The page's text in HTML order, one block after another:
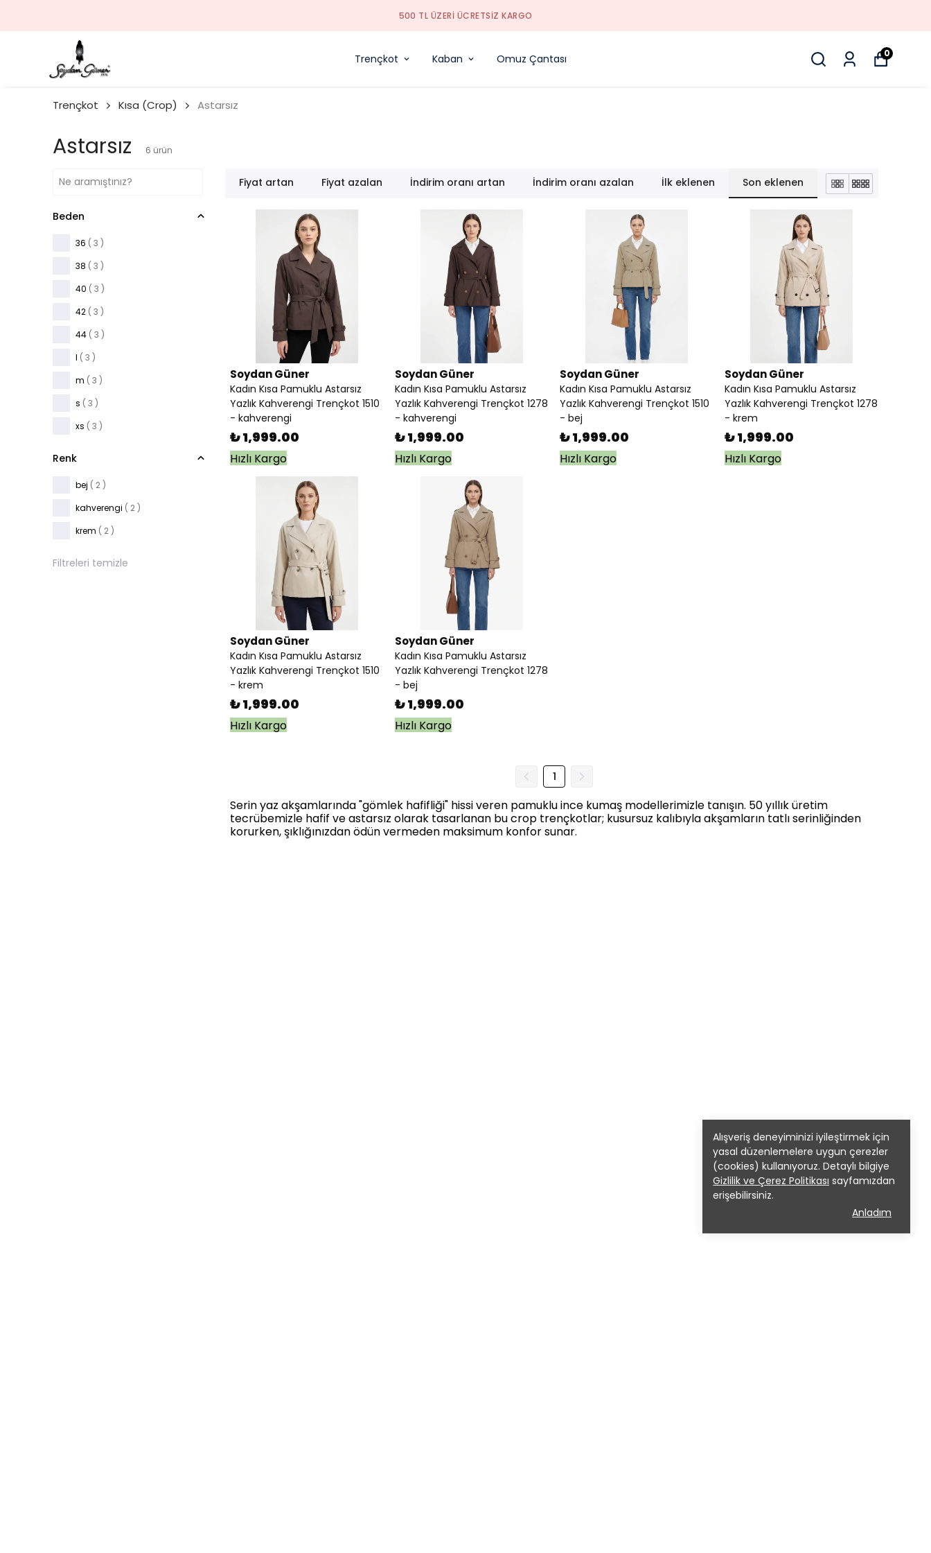
50. YILA ÖZEL TÜM ÜRÜLER SEPETTE %10 INDIRIMLI
Trençkot Kaban Omuz Çantası 0
Alışveriş deneyiminizi iyileştirmek için
yasal düzenlemelere uygun çerezler
(cookies) kullanıyoruz. Detaylı bilgiye
Gizlilik ve Çerez Politikası sayfamızdan
erişebilirsiniz.
Anladım
Trençkot Kısa (Crop) Astarsız
Astarsız 6 ürün
Fiyat artan Fiyat azalan İndirim oranı artan İndirim oranı azalan İlk eklenen Son eklenen
Beden
36 ( 3 )
38 ( 3 )
40 ( 3 )
42 ( 3 )
44 ( 3 )
l ( 3 )
m ( 3 )
s ( 3 )
xs ( 3 )
Renk
bej ( 2 )
kahverengi ( 2 )
krem ( 2 )
Filtreleri temizle
Soydan Güner
Kadın Kısa Pamuklu Astarsız
Yazlık Kahverengi Trençkot 1510
- kahverengi
₺ 1,999.00
Hızlı Kargo
Soydan Güner
Kadın Kısa Pamuklu Astarsız
Yazlık Kahverengi Trençkot 1278
- kahverengi
₺ 1,999.00
Hızlı Kargo
Soydan Güner
Kadın Kısa Pamuklu Astarsız
Yazlık Kahverengi Trençkot 1510
- bej
₺ 1,999.00
Hızlı Kargo
Soydan Güner
Kadın Kısa Pamuklu Astarsız
Yazlık Kahverengi Trençkot 1278
- krem
₺ 1,999.00
Hızlı Kargo
Soydan Güner
Kadın Kısa Pamuklu Astarsız
Yazlık Kahverengi Trençkot 1510
- krem
₺ 1,999.00
Hızlı Kargo
Soydan Güner
Kadın Kısa Pamuklu Astarsız
Yazlık Kahverengi Trençkot 1278
- bej
₺ 1,999.00
Hızlı Kargo
1
Serin yaz akşamlarında "gömlek hafifliği" hissi veren pamuklu ince kumaş modellerimizle tanışın. 50 yıllık üretim
tecrübemizle hafif ve astarsız olarak tasarlanan bu crop trençkotlar; kusursuz kalıbıyla akşamların tatlı serinliğinden
korurken, şıklığınızdan ödün vermeden maksimum konfor sunar.